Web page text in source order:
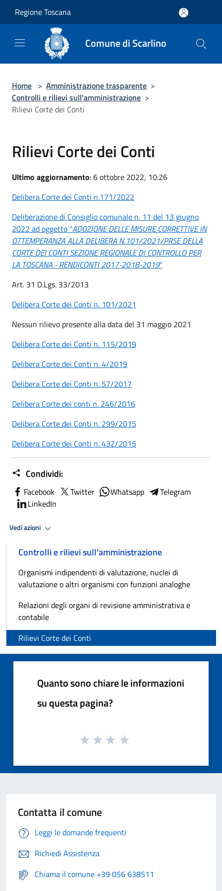
Regione Toscana
Comune di Scarlino
Home > Amministrazione trasparente >
Controlli e rilievi sull'amministrazione >
Rilievi Corte dei Conti
Rilievi Corte dei Conti
Ultimo aggiornamento: 6 ottobre 2022, 10:26
Delibera Corte dei Conti n.171/2022
Deliberazione di Consiglio comunale n. 11 del 13 giugno
2022 ad oggetto "ADOZIONE DELLE MISURE CORRETTIVE IN
OTTEMPERANZA ALLA DELIBERA N.101/2021/PRSE DELLA
CORTE DEI CONTI SEZIONE REGIONALE DI CONTROLLO PER
LA TOSCANA - RENDICONTI 2017-2018-2019"
Art. 31 D.Lgs. 33/2013
Delibera Corte dei Conti n. 101/2021
Nessun rilievo presente alla data del 31 maggio 2021
Delibera Corte dei Conti n. 115/2019
Delibera Corte dei Conti n. 4/2019
Delibera Corte dei Conti n. 57/2017
Delibera Corte dei conti n. 246/2016
Delibera Corte dei Conti n. 299/2015
Delibera Corte dei Conti n. 432/2015
Condividi:
Facebook Twitter Whatsapp
Telegram
LinkedIn
Vedi azioni
Controlli e rilievi sull'amministrazione
Organismi indipendenti di valutazione, nuclei di
valutazione o altri organismi con funzioni analoghe
Relazioni degli organi di revisione amministrativa e
contabile
Rilievi Corte dei Conti
Quanto sono chiare le informazioni
su questa pagina?
Contatta il comune
Leggi le domande frequenti
Richiedi Assistenza
Chiama il comune +39 056 638511